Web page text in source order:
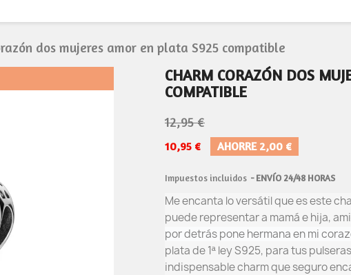
dos mujeres amor en plata S925 compatible
CHARM CORAZÓN DOS
COMPATIBLE
12,95 €
10,95 € AHORRE 2,00 €
Impuestos incluidos ENVÍO 24/48 HORAS
Me encanta lo versátil que es este
puede representar a mamá e hija,
por detrás pone hermana en mi
plata de 1ª ley S925, para tus
indispensable charm que seguro